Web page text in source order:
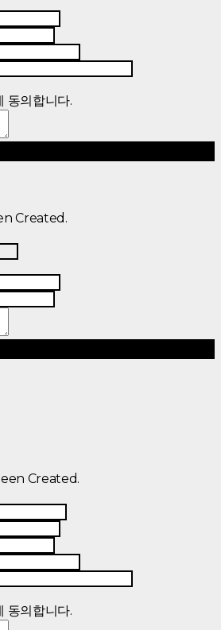
동의합니다.
Created.
Created.
동의합니다.